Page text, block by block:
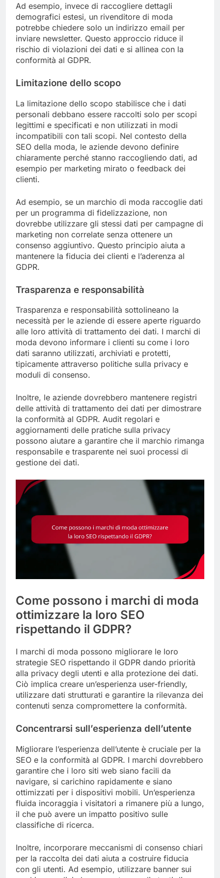
Ad esempio, invece di raccogliere dettagli
demografici estesi, un rivenditore di moda
potrebbe chiedere solo un indirizzo email per
inviare newsletter. Questo approccio riduce il
rischio di violazioni dei dati e si allinea con la
conformità al GDPR.
Limitazione dello scopo
La limitazione dello scopo stabilisce che i dati
personali debbano essere raccolti solo per scopi
legittimi e specificati e non utilizzati in modi
incompatibili con tali scopi. Nel contesto della
SEO della moda, le aziende devono definire
chiaramente perché stanno raccogliendo dati, ad
esempio per marketing mirato o feedback dei
clienti.
Ad esempio, se un marchio di moda raccoglie dati
per un programma di fidelizzazione, non
dovrebbe utilizzare gli stessi dati per campagne di
marketing non correlate senza ottenere un
consenso aggiuntivo. Questo principio aiuta a
mantenere la fiducia dei clienti e l’aderenza al
GDPR.
Trasparenza e responsabilità
Trasparenza e responsabilità sottolineano la
necessità per le aziende di essere aperte riguardo
alle loro attività di trattamento dei dati. I marchi di
moda devono informare i clienti su come i loro
dati saranno utilizzati, archiviati e protetti,
tipicamente attraverso politiche sulla privacy e
moduli di consenso.
Inoltre, le aziende dovrebbero mantenere registri
delle attività di trattamento dei dati per dimostrare
la conformità al GDPR. Audit regolari e
aggiornamenti delle pratiche sulla privacy
possono aiutare a garantire che il marchio rimanga
responsabile e trasparente nei suoi processi di
gestione dei dati.
Come possono i marchi di moda
ottimizzare la loro SEO
rispettando il GDPR?
I marchi di moda possono migliorare le loro
strategie SEO rispettando il GDPR dando priorità
alla privacy degli utenti e alla protezione dei dati.
Ciò implica creare un’esperienza user-friendly,
utilizzare dati strutturati e garantire la rilevanza dei
contenuti senza compromettere la conformità.
Concentrarsi sull’esperienza dell’utente
Migliorare l’esperienza dell’utente è cruciale per la
SEO e la conformità al GDPR. I marchi dovrebbero
garantire che i loro siti web siano facili da
navigare, si carichino rapidamente e siano
ottimizzati per i dispositivi mobili. Un’esperienza
fluida incoraggia i visitatori a rimanere più a lungo,
il che può avere un impatto positivo sulle
classifiche di ricerca.
Inoltre, incorporare meccanismi di consenso chiari
per la raccolta dei dati aiuta a costruire fiducia
con gli utenti. Ad esempio, utilizzare banner sui